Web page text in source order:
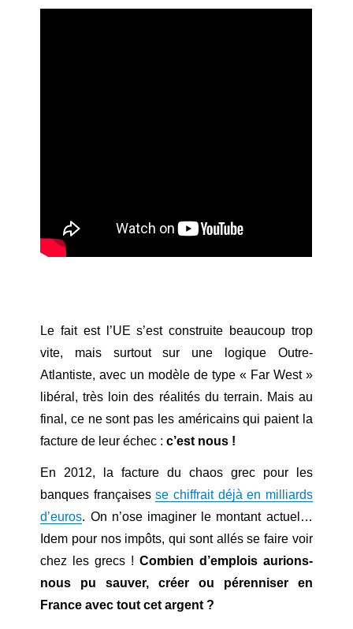
Le fait est l’UE s’est construite beaucoup trop
vite, mais surtout sur une logique Outre-
Atlantiste, avec un modèle de type « Far West »
libéral, très loin des réalités du terrain. Mais au
final, ce ne sont pas les américains qui paient la
facture de leur échec :c’est nous !
En 2012, la facture du chaos grec pour les
banques françaisesse chiffrait déjà en milliards
d’euros. On n’ose imaginer le montant actuel…
Idem pour nos impôts, qui sont allés se faire voir
chez les grecs ! Combien d’emplois aurions-
nous pu sauver, créer ou pérenniser en
France avec tout cet argent ?